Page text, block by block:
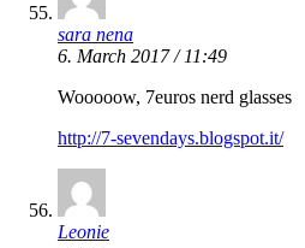
sara nena
6. March 2017 / 11:49
Wooooow, 7euros nerd glasses
http://7-sevendays.blogspot.it/
Leonie